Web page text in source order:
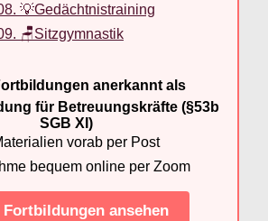
💡Gedächtnistraining
🪑Sitzgymnastik
anerkannt als
für Betreuungskräfte (§53b
SGB XI)
vorab per Post
bequem online per Zoom
ansehen